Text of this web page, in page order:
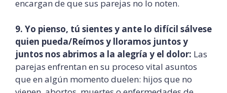
encargan de que sus parejas no lo noten.
9. Yo pienso, tú sientes y ante lo difícil sálvese
quien pueda/Reímos y lloramos juntos y
juntos nos abrimos a la alegría y el dolor: Las
parejas enfrentan en su proceso vital asuntos
que en algún momento duelen: hijos que no